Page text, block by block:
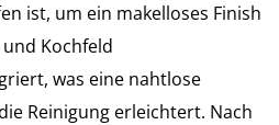
ist, um ein makelloses Finish
Kochfeld
was eine nahtlose
Reinigung erleichtert. Nach